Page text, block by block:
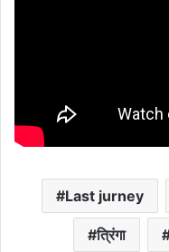
Last jurney
त्रिंगा